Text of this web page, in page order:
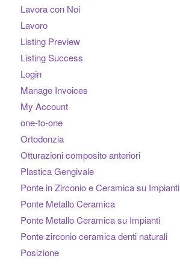
Lavora con Noi
Lavoro
Listing Preview
Listing Success
Login
Manage Invoices
My Account
one-to-one
Ortodonzia
Otturazioni composito anteriori
Plastica Gengivale
Ponte in Zirconio e Ceramica su Impianti
Ponte Metallo Ceramica
Ponte Metallo Ceramica su Impianti
Ponte zirconio ceramica denti naturali
Posizione